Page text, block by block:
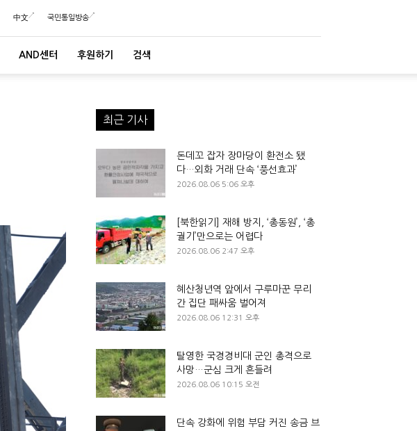
中文 국민통일방송
AND센터 후원하기 검색
최근 기사
돈데꼬 잡자 장마당이 환전소 됐
다…외화 거래 단속 ‘풍선효과’
2026.08.06 5:06 오후
[북한읽기] 재해 방지, ‘총동원’, ‘총
궐기’만으로는 어렵다
2026.08.06 2:47 오후
혜산청년역 앞에서 구루마꾼 무리
간 집단 패싸움 벌어져
2026.08.06 12:31 오후
탈영한 국경경비대 군인 총격으로
사망…군심 크게 흔들려
2026.08.06 10:15 오전
단속 강화에 위험 부담 커진 송금 브